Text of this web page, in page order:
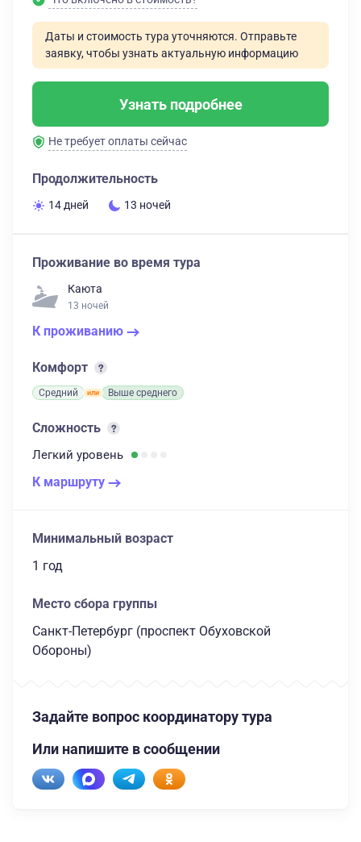
Даты и стоимость тура уточняются. Отправьте
заявку, чтобы узнать актуальную информацию
Узнать подробнее
Не требует оплаты сейчас
Продолжительность
14 дней 13 ночей
Проживание во время тура
Каюта
13 ночей
К проживанию
Комфорт
Средний Выше среднего
Сложность
Легкий уровень
К маршруту
Минимальный возраст
1 год
Место сбора группы
Санкт-Петербург (проспект Обуховской
Обороны)
Задайте вопрос координатору тура
Или напишите в сообщении